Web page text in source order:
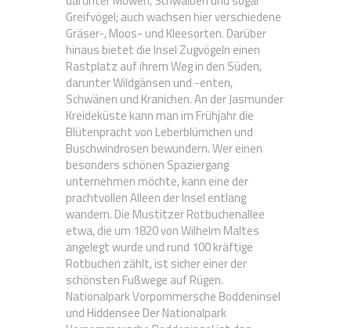
Greifvögel; auch wachsen hier verschiedene
Gräser-, Moos- und Kleesorten. Darüber
hinaus bietet die Insel Zugvögeln einen
Rastplatz auf ihrem Weg in den Süden,
darunter Wildgänsen und -enten,
Schwänen und Kranichen. An der Jasmunder
Kreideküste kann man im Frühjahr die
Blütenpracht von Leberblümchen und
Buschwindrosen bewundern. Wer einen
besonders schönen Spaziergang
unternehmen möchte, kann eine der
prachtvollen Alleen der Insel entlang
wandern. Die Mustitzer Rotbuchenallee
etwa, die um 1820 von Wilhelm Maltes
angelegt wurde und rund 100 kräftige
Rotbuchen zählt, ist sicher einer der
schönsten Fußwege auf Rügen.
Nationalpark Vorpommersche Boddeninsel
und Hiddensee Der Nationalpark